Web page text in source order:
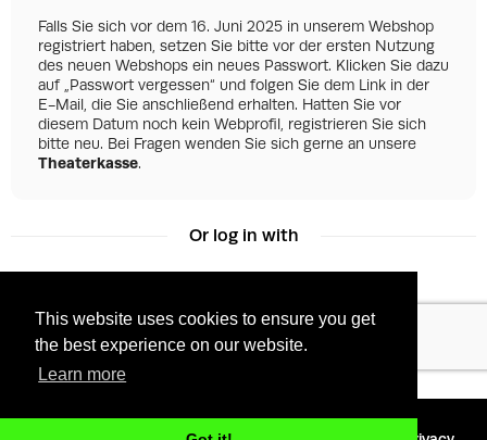
This website uses cookies to ensure you get
the best experience on our website.
Learn more
Falls Sie sich vor dem 16. Juni 2025 in unserem Webshop
registriert haben, setzen Sie bitte vor der ersten Nutzung
des neuen Webshops ein neues Passwort. Klicken Sie dazu
auf „Passwort vergessen“ und folgen Sie dem Link in der
E-Mail, die Sie anschließend erhalten. Hatten Sie vor
diesem Datum noch kein Webprofil, registrieren Sie sich
bitte neu. Bei Fragen wenden Sie sich gerne an unsere
Theaterkasse.
Or log in with
Facebook